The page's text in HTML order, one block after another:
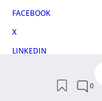
FACEBOOK
X
LINKEDIN